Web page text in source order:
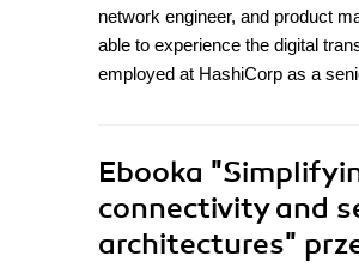
network engineer, and product
able to experience the digital
employed at HashiCorp as a
Ebooka
connectivity and
architectures"